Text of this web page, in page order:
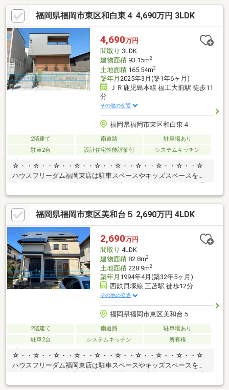
福岡県福岡市東区和白東４ 4,690万円 3LDK
4,690万円
間取り 3LDK
建物面積93.15m2
土地面積165.54m2
築年月 2025年3月(築1年6ヶ月)
ＪＲ鹿児島本線 福工大前駅 徒歩11
分
その他の交通
福岡県福岡市東区和白東４
2階建て 南道路
駐車場あり
駐車2台
設計住宅性能評価付 システムキッチン
☆・・☆・・☆・・☆・・☆・・☆・・☆・・☆・・☆・・☆
ハウスフリーダム福岡東店は駐車スペースやキッズスペースを完
土日祝はおうち探しフェア開催中！要望等が固まっていない方も
是非ご来店ください！家づくりの説明や注文住宅、リフォームに
関しても予算を含めてわかりやすくご説明させていただきます。
SUUMOからのご予約後、来店時に簡単なアンケート記入で、
Amazonギフト5000円分贈呈♪また来店されたお客様全員にお菓子
詰め放題プレゼント♪☆・・☆・・☆・・☆・・☆・・☆・・
☆・・☆・・☆・・☆
福岡県福岡市東区美和台５ 2,690万円 4LDK
2,690万円
間取り 4LDK
建物面積82.8m2
土地面積228.9m2
築年月 1994年4月(築32年5ヶ月)
西鉄貝塚線 三苫駅 徒歩12分
その他の交通
福岡県福岡市東区美和台５
2階建て 南道路
駐車場あり
駐車2台
システムキッチン 所有権
☆・・☆・・☆・・☆・・☆・・☆・・☆・・☆・・☆・・☆
ハウスフリーダム福岡東店は駐車スペースやキッズスペースを完
土日祝はおうち探しフェア開催中！要望等が固まっていない方も